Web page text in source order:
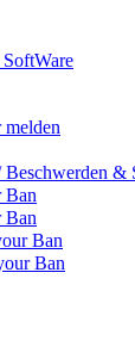
&
Ban
Ban
Ban
Ban